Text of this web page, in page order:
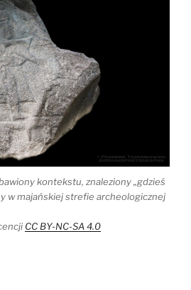
kontekstu, znaleziony „gdzieś
w majańskiej strefie archeologicznej
CC BY-NC-SA 4.0